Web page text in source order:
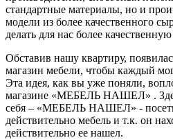
стандартные материалы, но и
модели из более качественного
делать для нас более
Обставив нашу квартиру,
магазин мебели, чтобы каждый мог
Эта идея, как вы уже поняли,
магазине «МЕБЕЛЬ НАШЕЛ» .
себя – «МЕБЕЛЬ НАШЕЛ» -
действительно мебель и т.к. он
действительно ее нашел.